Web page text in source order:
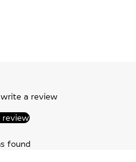
a review
review
found